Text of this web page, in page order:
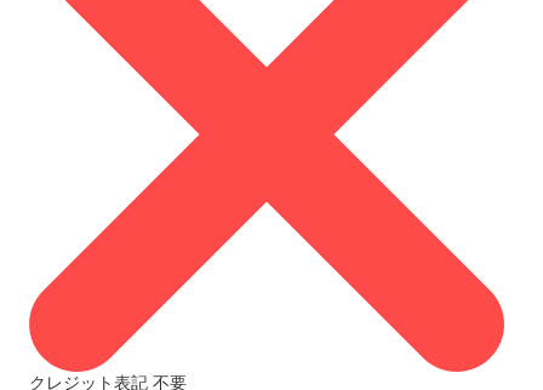
クレジット表記 不要